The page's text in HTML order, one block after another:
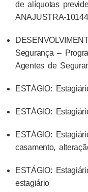
de alíquotas
ANAJUSTRA-
Segurança –
Agentes de
ESTÁGIO:
ESTÁGIO:
ESTÁGIO:
casamento,
ESTÁGIO:
estagiário